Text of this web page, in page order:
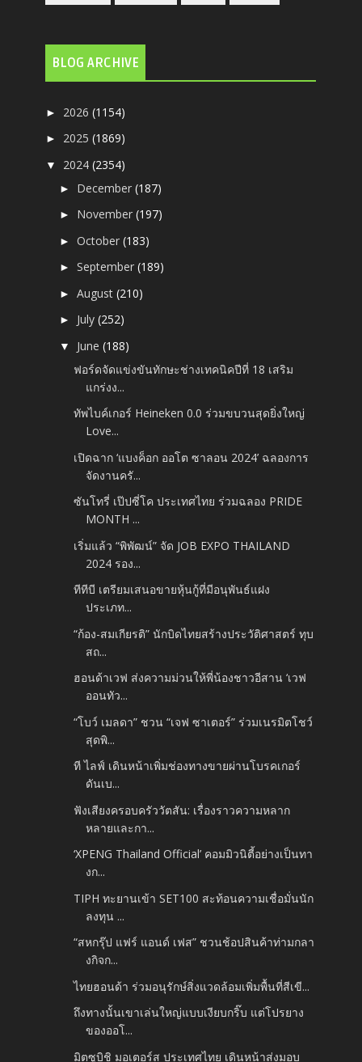
BLOG ARCHIVE
► 2026(1154)
► 2025(1869)
▼ 2024(2354)
► December(187)
► November(197)
►October(183)
►September(189)
►August(210)
► July(252)
▼ June(188)
ฟอร์ดจัดแข่งขันทักษะช่างเทคนิคปีที่ 18 เสริม
แกร่งง...
ทัพไบค์เกอร์ Heineken 0.0 ร่วมขบวนสุดยิ่งใหญ่
Love...
เปิดฉาก ‘แบงค็อก ออโต ซาลอน 2024’ ฉลองการ
จัดงานครั...
ซันโทรี่ เป๊ปซี่โค ประเทศไทย ร่วมฉลอง PRIDE
MONTH ...
เริ่มแล้ว “พิพัฒน์” จัด JOB EXPO THAILAND
2024 รอง...
ทีทีบี เตรียมเสนอขายหุ้นกู้ที่มีอนุพันธ์แฝง
ประเภท...
“ก้อง-สมเกียรติ” นักบิดไทยสร้างประวัติศาสตร์ ทุบ
สถ...
ฮอนด้าเวฟ ส่งความม่วนให้พี่น้องชาวอีสาน ‘เวฟ
ออนทัว...
“โบว์ เมลดา” ชวน “เจฟ ซาเตอร์” ร่วมเนรมิตโชว์
สุดพิ...
ที ไลฟ์ เดินหน้าเพิ่มช่องทางขายผ่านโบรคเกอร์
ดันเบ...
ฟังเสียงครอบครัววัตสัน: เรื่องราวความหลาก
หลายและกา...
‘XPENG Thailand Official’ คอมมิวนิตี้อย่างเป็นทา
งก...
TIPH ทะยานเข้า SET100 สะท้อนความเชื่อมั่นนัก
ลงทุน ...
“สหกรุ๊ป แฟร์ แอนด์ เฟส” ชวนช้อปสินค้าท่ามกลา
งกิจก...
ไทยฮอนด้า ร่วมอนุรักษ์สิ่งแวดล้อมเพิ่มพื้นที่สีเขี...
ถึงทางนั้นเขาเล่นใหญ่แบบเงียบกริ๊บ แต่โปรยาง
ของออโ...
มิตซูบิชิ มอเตอร์ส ประเทศไทย เดินหน้าส่งมอบ